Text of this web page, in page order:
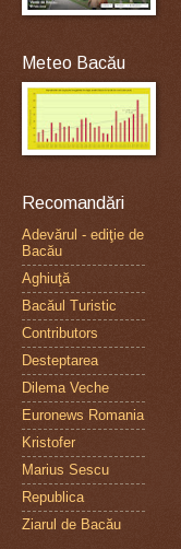
Meteo Bacău
Recomandări
Adevărul - ediţie de
Bacău
Aghiuţă
Bacăul Turistic
Contributors
Desteptarea
Dilema Veche
Euronews Romania
Kristofer
Marius Sescu
Republica
Ziarul de Bacău